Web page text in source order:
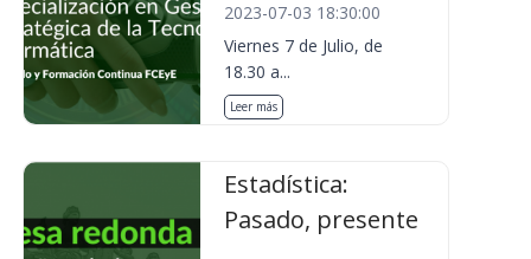
2023-07-03 18:30:00
Viernes 7 de Julio, de
18.30 a...
Leer más
Estadística:
Pasado, presente